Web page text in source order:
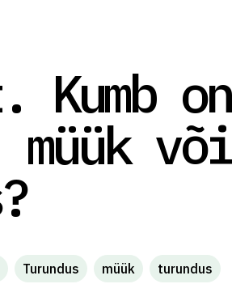
Kumb on
või
Turundus müük
turundus